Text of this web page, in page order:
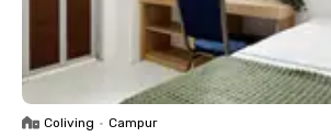
Coliving • Campur